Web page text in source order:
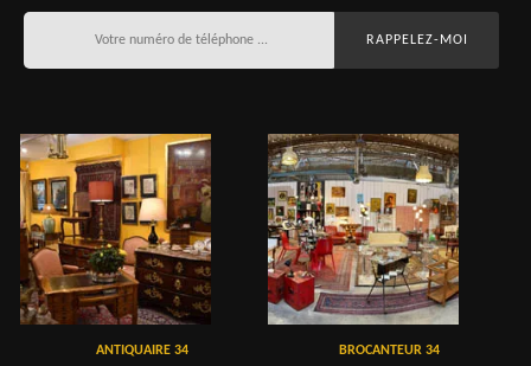
ANTIQUAIRE 34 BROCANTEUR 34